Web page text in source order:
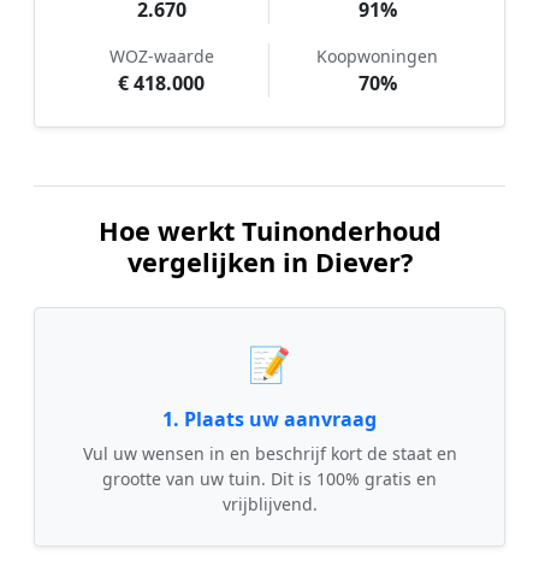
2.670 91%
WOZ-waarde
€ 418.000
Koopwoningen
70%
Hoe werkt Tuinonderhoud
vergelijken in Diever?
📝
1. Plaats uw aanvraag
Vul uw wensen in en beschrijf kort de staat en
grootte van uw tuin. Dit is 100% gratis en
vrijblijvend.